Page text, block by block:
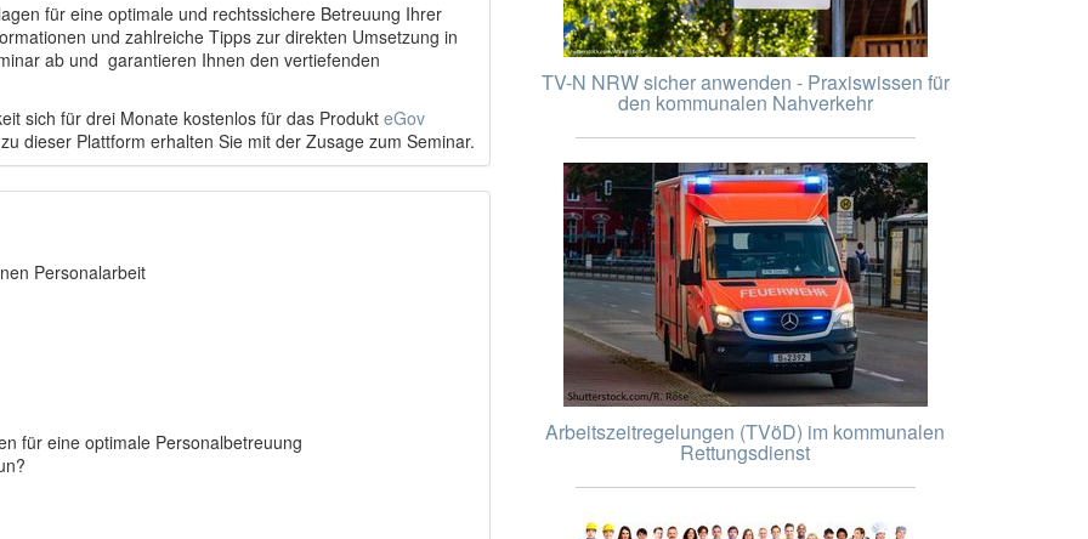
für eine optimale und rechtssichere Betreuung Ihrer
und zahlreiche Tipps zur direkten Umsetzung in
ab und garantieren Ihnen den vertiefenden
sich für drei Monate kostenlos für das Produkt eGov
dieser Plattform erhalten Sie mit der Zusage zum Seminar.
Personalarbeit
für eine optimale Personalbetreuung
TV-N NRW sicher anwenden - Praxiswissen für
den kommunalen Nahverkehr
Arbeitszeitregelungen (TVöD) im kommunalen
Rettungsdienst